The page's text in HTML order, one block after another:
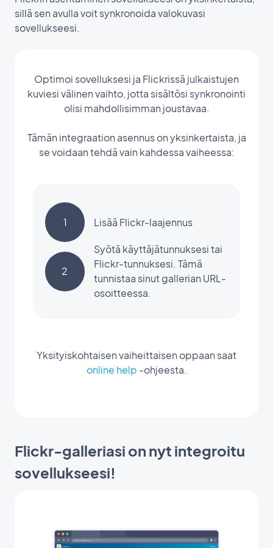
sillä sen avulla voit synkronoida valokuvasi
sovellukseesi.
Optimoi sovelluksesi ja Flickrissä julkaistujen
kuviesi välinen vaihto, jotta sisältösi synkronointi
olisi mahdollisimman joustavaa.
Tämän integraation asennus on yksinkertaista, ja
se voidaan tehdä vain kahdessa vaiheessa:
1 Lisää Flickr-laajennus
2
Syötä käyttäjätunnuksesi tai
Flickr-tunnuksesi. Tämä
tunnistaa sinut gallerian URL-
osoitteessa.
Yksityiskohtaisen vaiheittaisen oppaan saat
online help -ohjeesta.
Flickr-galleriasi on nyt integroitu
sovellukseesi!